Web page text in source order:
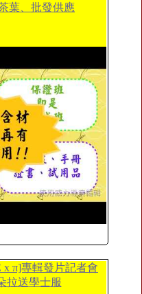
葉、批發供應
x π]專輯發片記者會
拉送學士服